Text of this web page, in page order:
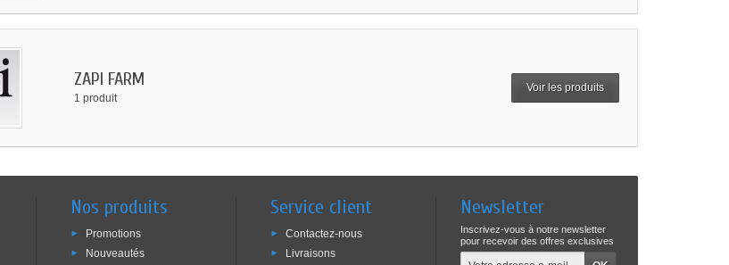
ZAPI FARM
1 produit
Voir les produits
Nos produits
Promotions
Nouveautés
Service client
Contactez-nous
Livraisons
Newsletter
Inscrivez-vous à notre newsletter
pour recevoir des offres exclusives